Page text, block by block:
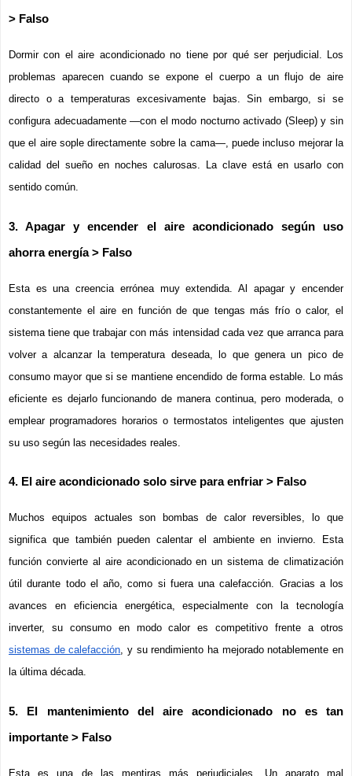
> Falso
Dormir con el aire acondicionado no tiene por qué ser perjudicial. Los
problemas aparecen cuando se expone el cuerpo a un flujo de aire
directo o a temperaturas excesivamente bajas. Sin embargo, si se
configura adecuadamente —con el modo nocturno activado (Sleep) y sin
que el aire sople directamente sobre la cama—, puede incluso mejorar la
calidad del sueño en noches calurosas. La clave está en usarlo con
sentido común.
3. Apagar y encender el aire acondicionado según uso
ahorra energía > Falso
Esta es una creencia errónea muy extendida. Al apagar y encender
constantemente el aire en función de que tengas más frío o calor, el
sistema tiene que trabajar con más intensidad cada vez que arranca para
volver a alcanzar la temperatura deseada, lo que genera un pico de
consumo mayor que si se mantiene encendido de forma estable. Lo más
eficiente es dejarlo funcionando de manera continua, pero moderada, o
emplear programadores horarios o termostatos inteligentes que ajusten
su uso según las necesidades reales.
4. El aire acondicionado solo sirve para enfriar > Falso
Muchos equipos actuales son bombas de calor reversibles, lo que
significa que también pueden calentar el ambiente en invierno. Esta
función convierte al aire acondicionado en un sistema de climatización
útil durante todo el año, como si fuera una calefacción. Gracias a los
avances en eficiencia energética, especialmente con la tecnología
sistemas de calefacción, y su rendimiento ha mejorado notablemente en
la última década.
5. El mantenimiento del aire acondicionado no es tan
importante > Falso
Esta es una de las mentiras más perjudiciales. Un aparato mal